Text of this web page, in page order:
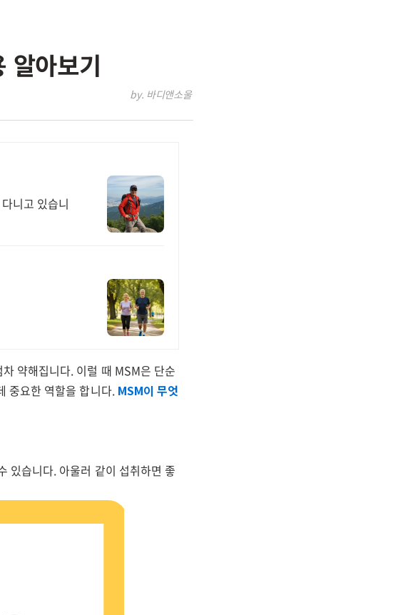
알아보기
by. 바디앤소울
니고 있습니
약해집니다. 이럴 때 MSM은 단순
중요한 역할을 합니다. MSM이 무엇
있습니다. 아울러 같이 섭취하면 좋